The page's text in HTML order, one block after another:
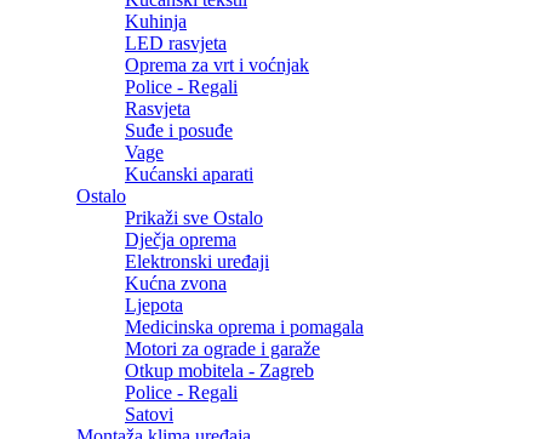
Kuhinja
LED rasvjeta
Oprema za vrt i voćnjak
Police - Regali
Rasvjeta
Suđe i posuđe
Vage
Kućanski aparati
Ostalo
Prikaži sve Ostalo
Dječja oprema
Elektronski uređaji
Kućna zvona
Ljepota
Medicinska oprema i pomagala
Motori za ograde i garaže
Otkup mobitela - Zagreb
Police - Regali
Satovi